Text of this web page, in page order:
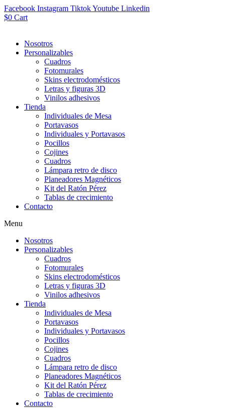
Facebook Instagram TiktokYoutube Linkedin
$0 Cart
Nosotros
Personalizables
Cuadros
Fotomurales
Skins electrodomésticos
Letras y figuras 3D
Vinilos adhesivos
Tienda
Individuales de Mesa
Portavasos
Individuales y Portavasos
Pocillos
Cojines
Cuadros
Lámpara retro de disco
Planeadores Magnéticos
Kit del Ratón Pérez
Tablas de crecimiento
Contacto
Menu
Nosotros
Personalizables
Cuadros
Fotomurales
Skins electrodomésticos
Letras y figuras 3D
Vinilos adhesivos
Tienda
Individuales de Mesa
Portavasos
Individuales y Portavasos
Pocillos
Cojines
Cuadros
Lámpara retro de disco
Planeadores Magnéticos
Kit del Ratón Pérez
Tablas de crecimiento
Contacto